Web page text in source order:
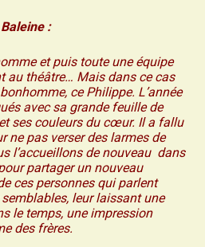
:
et puis toute une équipe
au théâtre… Mais dans ce cas
ce Philippe. L’année
avec sa grande feuille de
ses couleurs du cœur. Il a fallu
ne pas verser des larmes de
l’accueillons de nouveau dans
partager un nouveau
ces personnes qui parlent
leur laissant une
le temps, une impression
des frères.